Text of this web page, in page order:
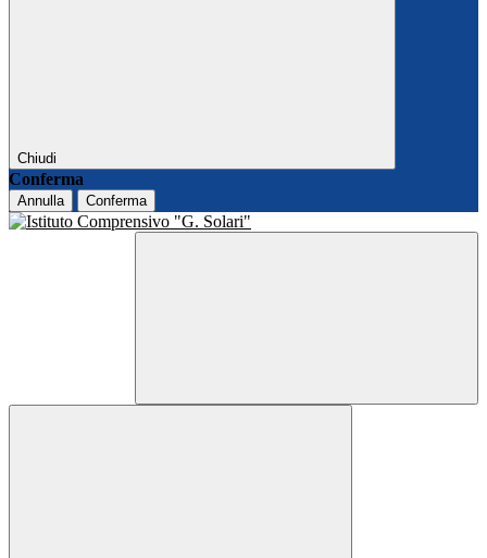
Chiudi
Conferma
Annulla Conferma